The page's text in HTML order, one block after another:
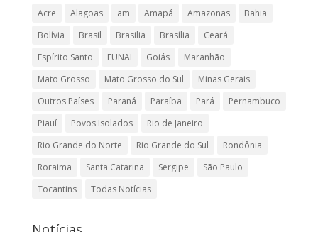
Acre Alagoas am Amapá Amazonas
Bahia
Bolívia
Brasil Brasilia Brasília
Ceará
Espírito Santo
FUNAI Goiás
Maranhão
Mato Grosso
Mato Grosso do Sul
Minas Gerais
Outros Países
Paraná Paraíba Pará
Pernambuco
Piauí
Povos Isolados
Rio de Janeiro
Rio Grande do Norte
Rio Grande do Sul
Rondônia
Roraima
Santa Catarina Sergipe
São Paulo
Tocantins
Todas Notícias